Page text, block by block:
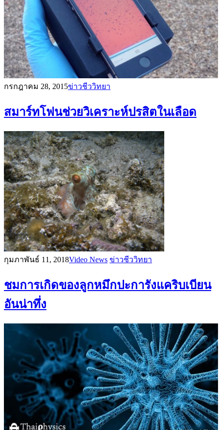
กรกฎาคม 28, 2015ข่าวชีววิทยา
สมาร์ทโฟนช่วยวิเคราะห์ปรสิตในเลือด
กุมภาพันธ์ 11, 2018Video News ข่าวชีววิทยา
ชมการเกิดของลูกหมึกปะการังแคริบเบียน
อันน่าทึ่ง